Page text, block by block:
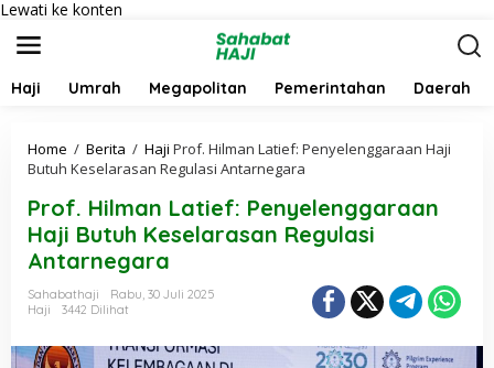
Lewati ke konten
Haji Umrah Megapolitan Pemerintahan Daerah
Home / Berita / Haji Prof. Hilman Latief: Penyelenggaraan Haji
Butuh Keselarasan Regulasi Antarnegara
Prof. Hilman Latief: Penyelenggaraan
Haji Butuh Keselarasan Regulasi
Antarnegara
Sahabathaji
Rabu, 30 Juli 2025
Haji
3442 Dilihat